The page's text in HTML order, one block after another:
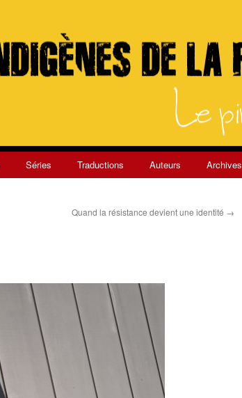
Séries Traductions Auteurs Archives
Quand la résistance devient une identité →